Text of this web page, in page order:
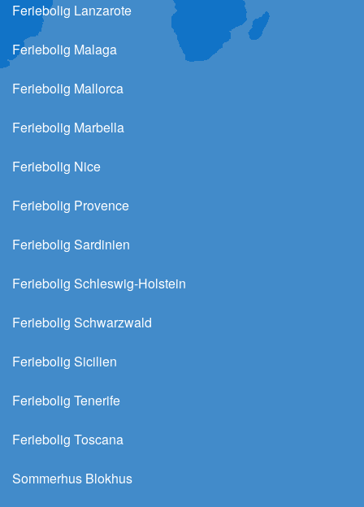
Feriebolig Lanzarote
Feriebolig Malaga
Feriebolig Mallorca
Feriebolig Marbella
Feriebolig Nice
Feriebolig Provence
Feriebolig Sardinien
Feriebolig Schleswig-Holstein
Feriebolig Schwarzwald
Feriebolig Sicilien
Feriebolig Tenerife
Feriebolig Toscana
Sommerhus Blokhus